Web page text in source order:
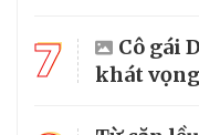
7
Cô gái
khát